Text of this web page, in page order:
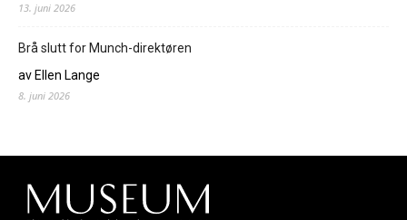
13. juni 2026
Brå slutt for Munch-direktøren
av Ellen Lange
8. juni 2026